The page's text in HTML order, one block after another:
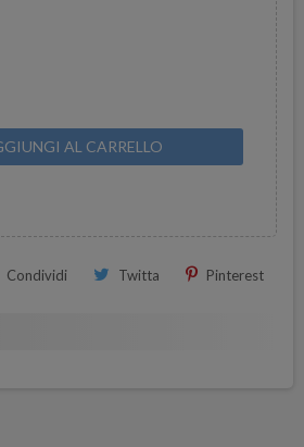
AL CARRELLO
Condividi Twitta Pinterest